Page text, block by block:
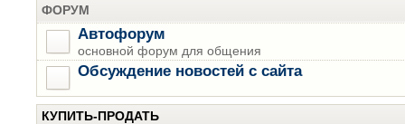
ФОРУМ
Автофорум
основной форум для общения
Обсуждение новостей с сайта
КУПИТЬ-ПРОДАТЬ